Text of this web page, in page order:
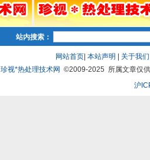
站内搜索：
网站首页| 本站声明 关于我们
珍视*热处理技术网 ©2009-2025 所属文章仅
沪